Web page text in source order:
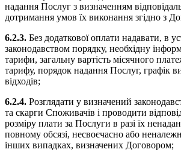
надання Послуг з визначенням
дотримання умов їх виконання згідно з
6.2.3. Без додаткової оплати надавати, в
законодавством порядку, необхідну
тарифи, загальну вартість місячного
тарифу, порядок надання Послуг, графік
відходів;
6.2.4. Розглядати у визначений
та скарги Споживачів і проводити
розміру плати за Послуги в разі їх
повному обсязі, несвоєчасно або
інших випадках, визначених Договором;